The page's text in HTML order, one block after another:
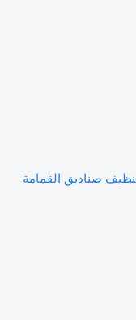
صناديق القمامة